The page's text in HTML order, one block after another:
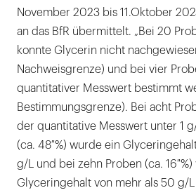
November 2023 bis 11.Oktober
an das BfR übermittelt. „Bei 20
konnte Glycerin nicht
Nachweisgrenze) und bei vier
quantitativer Messwert bestimmt
Bestimmungsgrenze). Bei acht
der quantitative Messwert unter 1
(ca. 48 %) wurde ein
g/L und bei zehn Proben (ca. 16
Glyceringehalt von mehr als 50 g/L